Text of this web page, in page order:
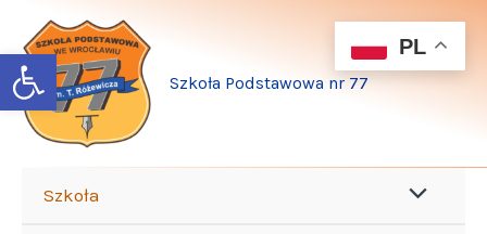
Open toolbar
Przejdź
treści
Szkoła Podstawowa nr 77
Szkoła
PL